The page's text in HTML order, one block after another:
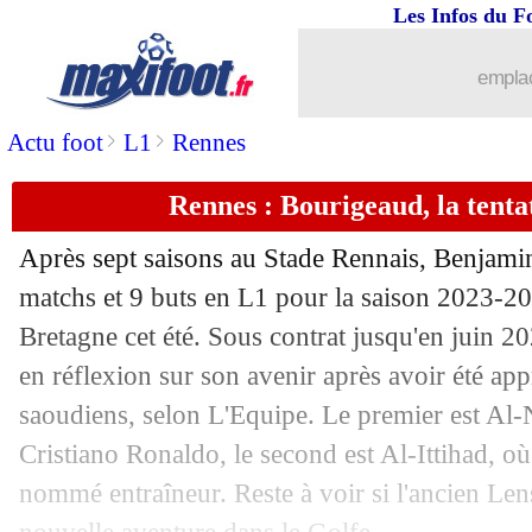
Actu foot> L1 > Rennes
Les Infos du
Rennes : Bourigeaud, la
Après sept saisons au Stade Rennais,
matchs et 9 buts en L1 pour la saison 2023-
Bretagne cet été. Sous contrat jusqu'en juin
en réflexion sur son avenir après avoir été
saoudiens, selon L'Equipe. Le premier est
Cristiano Ronaldo, le second est Al-Ittihad,
nommé entraîneur. Reste à voir si l'ancien
: K. Mbappé - "je ne suis
16/07 Real: Mbappé a rendu hommage à
16/07 EURO 2024: l'équipe type de l'UEFA
16/07 Rennes: le PSG fait son offre pour
16/07 Man Utd : Ten Hag a bien pardonné
16/07 Real: le bel hommage de Pérez à
16/07 Argentine: chant raciste, la FFF